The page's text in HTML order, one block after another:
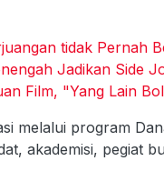
tidak Pernah
Jadikan Side
Film, "Yang Lain
melalui program
akademisi, pegiat